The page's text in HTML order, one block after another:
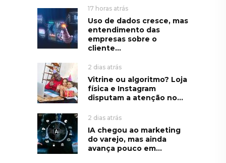
17 horas atrás
Uso de dados cresce, mas
entendimento das
empresas sobre o
cliente...
2 dias atrás
Vitrine ou algoritmo? Loja
física e Instagram
disputam a atenção no...
2 dias atrás
IA chegou ao marketing
do varejo, mas ainda
avança pouco em...